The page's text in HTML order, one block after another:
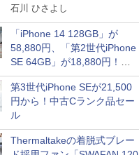
石川 ひさよし
「iPhone 14 128GB」が
58,880円、「第2世代iPhone
SE 64GB」が18,880円！中
古Bランク品セール
第3世代iPhone SEが21,500
円から！中古Cランク品セー
ル
Thermaltakeの着脱式ブレー